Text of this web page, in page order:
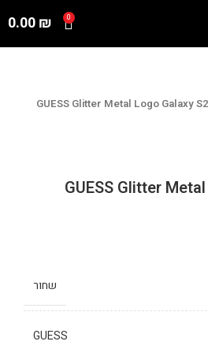
0
0.00₪
GUESS Glitter Metal Logo Galaxy
GUESS Glitter
שחור
GUESS